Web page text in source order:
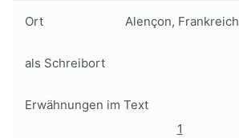
Ort Alençon, Frankreich
als Schreibort
Erwähnungen im Text
1